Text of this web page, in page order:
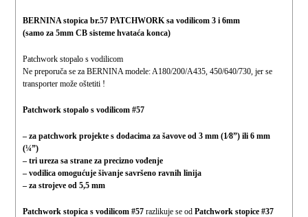
BERNINA stopica br.57 PATCHWORK sa vodilicom 3 i 6mm
(samo za 5mm CB sisteme hvataća konca)
Patchwork stopalo s vodilicom
Ne preporuča se za BERNINA modele: A180/200/A435, 450/640/730, jer se
transporter može oštetiti !
Patchwork stopalo s vodilicom #57
– za patchwork projekte s dodacima za šavove od 3 mm (1⁄8”) ili 6 mm
(¼”)
– tri ureza sa strane za precizno vođenje
– vodilica omogućuje šivanje savršeno ravnih linija
– za strojeve od 5,5 mm
Patchwork stopica s vodilicom #57 razlikuje se odPatchwork stopice #37